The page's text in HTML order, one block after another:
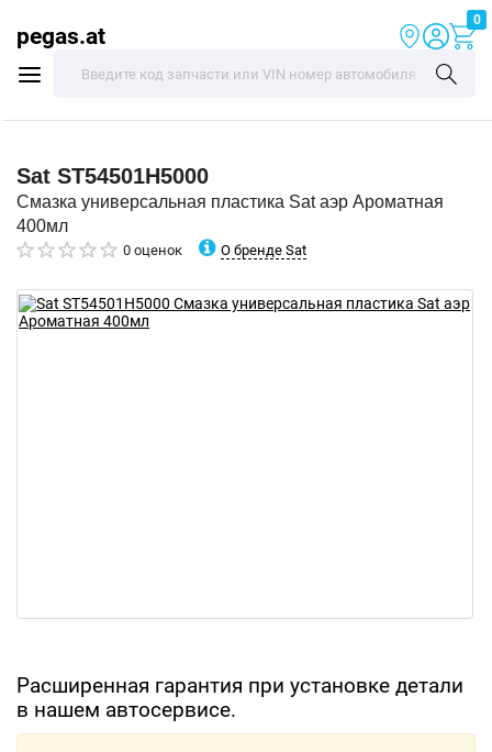
pegas.at
0
Sat ST54501H5000
Смазка универсальная пластика Sat аэр Ароматная
400мл
0 оценок О бренде Sat
Расширенная гарантия при установке детали
в нашем автосервисе.